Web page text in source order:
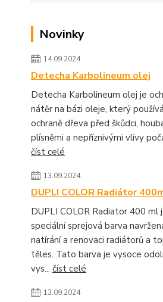
Novinky
14.09.2024
Detecha Karbolineum olej
Detecha Karbolineum olej je
nátěr na bázi oleje, který
ochraně dřeva před škůdci,
plísněmi a nepříznivými vlivy
číst celé
13.09.2024
DUPLI COLOR Radiátor
DUPLI COLOR Radiator 400 ml
speciální sprejová barva
natírání a renovaci radiátorů a
těles. Tato barva je vysoce
vys... číst celé
13.09.2024